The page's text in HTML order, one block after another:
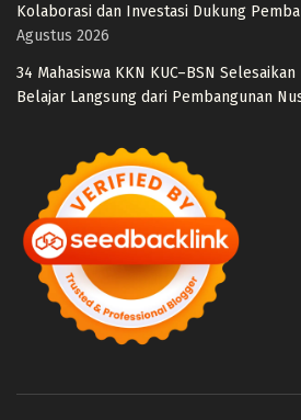
Kolaborasi dan Investasi Dukung
Agustus 2026
34 Mahasiswa KKN KUC–BSN
Belajar Langsung dari Pembangunan